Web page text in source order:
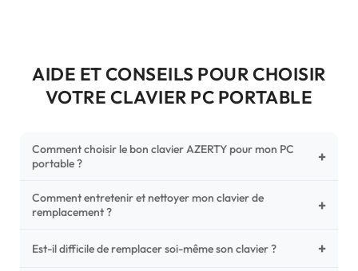
AIDE ET CONSEILS POUR CHOISIR
VOTRE CLAVIER PC PORTABLE
Comment choisir le bon clavier AZERTY pour mon PC
portable ?
+
Pour ne pas vous tromper, vérifiez trois points critiques sur
votre clavier d'origine : la disposition (AZERTY Français), la
photos HD) et l'emplacement des fixations (vis ou clips) au
Comment entretenir et nettoyer mon clavier de
remplacement ?
+
Un entretien régulier prolonge la vie de vos touches.
Est-il difficile de remplacer soi-même son clavier ? +